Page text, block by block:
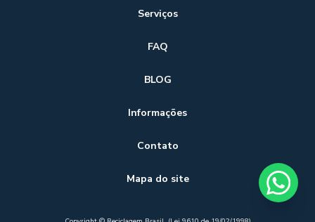
Serviços
FAQ
BLOG
Informações
Contato
Mapa do site